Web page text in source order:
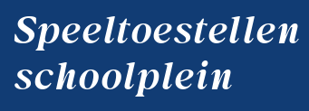
schoolplein